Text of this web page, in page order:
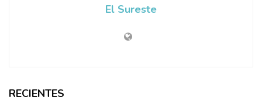
El Sureste
RECIENTES